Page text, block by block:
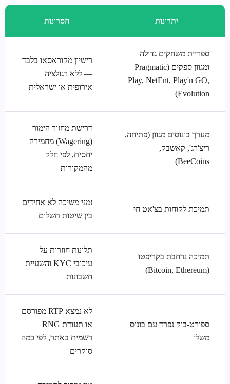
יתרונות חסרונות
ספריית משחקים גדולה
ומגוון ספקים (Pragmatic
Play, NetEnt, Play'n GO,
Evolution)
רישיון מקוראסאו בלבד
— ללא רגולציה
אירופית או ישראלית
מערך בונוסים מגוון (פתיחה,
ריצ'רג', קאשבק,
BeeCoins)
דרישת מחזור הימור
(Wagering) מחמירה
יחסית, לפי חלק
מהמקורות
תמיכת לקוחות בצ'אט חי
זמני משיכה לא אחידים
בין שיטות תשלום
תמיכה נרחבת בקריפטו
(Bitcoin, Ethereum)
תלונות חוזרות על
עיכובי KYC והשעיית
חשבונות
ספורט-בוק נפרד עם בונוס
משלו
לא נמצא RTP מפורסם
או תעודת RNG
רשמית באתר, לפי כמה
סוקרים